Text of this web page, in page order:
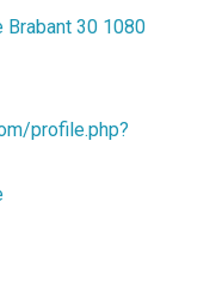
Brabant 30 1080
profile.php?